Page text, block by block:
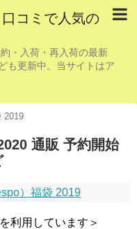
コミで人気の
・入荷・再入荷の最新
も更新中。当サイトはア
2019
通販 予約開始
）福袋 2019
利用しています＞